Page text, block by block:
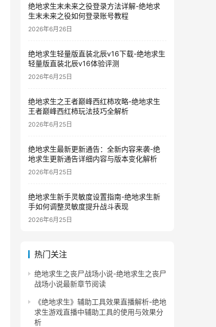
绝地求生末未来之役登录方法详解-绝地求
生末未来之役如何登录账号教程
2026年6月26日
绝地求生轻量版直装北辰v16下载-绝地求生
轻量版直装北辰v16体验评测
2026年6月25日
绝地求生之王者巅峰西红柿攻略-绝地求生
王者巅峰西红柿玩法技巧全解析
2026年6月25日
绝地求生最新更新通告：全新内容来袭-绝
地求生更新通告详细内容与版本变化解析
2026年6月25日
绝地求生新手灵敏度设置指南-绝地求生新
手如何调整灵敏度提升战斗表现
2026年6月25日
热门关注
绝地求生之丧尸战场小说-绝地求生之丧尸
战场小说最新章节阅读
《绝地求生》辅助工具效果直播解析-绝地
求生游戏直播中辅助工具的使用与效果分
析